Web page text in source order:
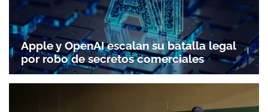
Apple y OpenAI escalan su batalla legal
por robo de secretos comerciales